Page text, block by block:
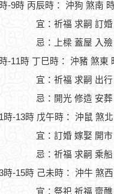
-9時 丙辰時： 沖狗 煞南
宜：祈福 求嗣 訂
忌：上樑 蓋屋 入殮
-11時 丁巳時： 沖豬 煞東
宜：祈福 求嗣 出
忌：開光 修造 安葬
時-13時 戊午時： 沖鼠 煞
宜：訂婚 嫁娶 開
忌：祈福 求嗣 乘船
時-15時 己未時： 沖牛 煞
宜：祭祀 祈福 齋